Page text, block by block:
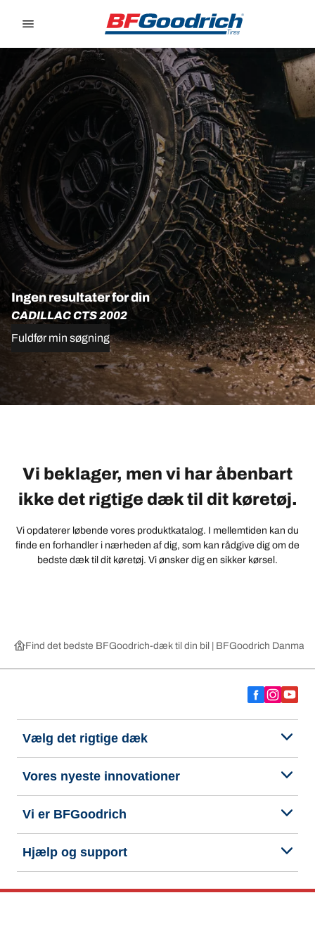
Ingen resultater for din
CADILLAC CTS 2002
Fuldfør min søgning
Vi beklager, men vi har åbenbart
ikke det rigtige dæk til dit køretøj.
Vi opdaterer løbende vores produktkatalog. I mellemtiden kan du
finde en forhandler i nærheden af dig, som kan rådgive dig om de
bedste dæk til dit køretøj. Vi ønsker dig en sikker kørsel.
Find det bedste BFGoodrich-dæk til din bil | BFGoodrich Danmark
Vælg det rigtige dæk
Vores nyeste innovationer
Vi er BFGoodrich
Hjælp og support